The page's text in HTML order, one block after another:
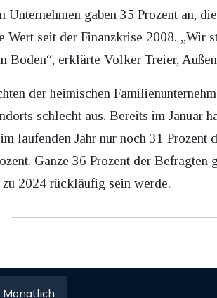
gaben 35 Prozent an,
seit der Finanzkrise 2008. „Wir
Boden“, erklärte Volker Treier,
der heimischen
schlecht aus. Bereits im Januar
laufenden Jahr nur noch 31 Prozent
Ganze 36 Prozent der Befragten
2024 rückläufig sein werde.
Monatlich